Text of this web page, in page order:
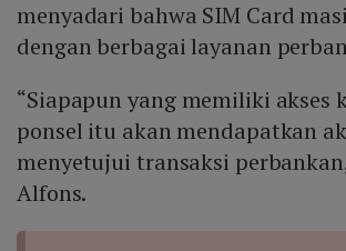
menyadari bahwa SIM Card
dengan berbagai layanan
“Siapapun yang memiliki akses
ponsel itu akan mendapatkan
menyetujui transaksi
Alfons.